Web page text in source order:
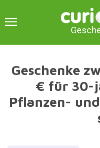
Geschenke
€ für 30-
Pflanzen-